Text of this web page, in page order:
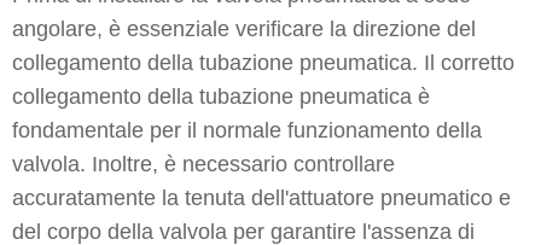
angolare, è essenziale verificare la direzione del
collegamento della tubazione pneumatica. Il corretto
collegamento della tubazione pneumatica è
fondamentale per il normale funzionamento della
valvola. Inoltre, è necessario controllare
accuratamente la tenuta dell'attuatore pneumatico e
del corpo della valvola per garantire l'assenza di